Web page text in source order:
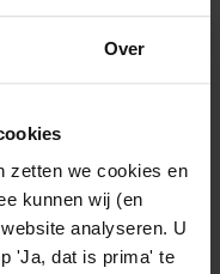
Over
zetten we cookies en
kunnen wij (en
analyseren. U
'Ja, dat is prima' te
door: